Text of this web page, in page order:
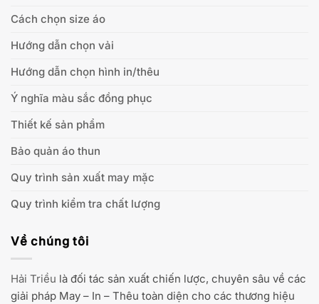
Cách chọn size áo
Hướng dẫn chọn vải
Hướng dẫn chọn hình in/thêu
Ý nghĩa màu sắc đồng phục
Thiết kế sản phẩm
Bảo quản áo thun
Quy trình sản xuất may mặc
Quy trình kiểm tra chất lượng
Về chúng tôi
Hải Triều là đối tác sản xuất chiến lược, chuyên sâu về các
giải pháp May – In – Thêu toàn diện cho các thương hiệu